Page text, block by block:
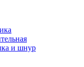
и шнур